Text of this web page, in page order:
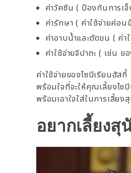
ค่าวัคซีน ( ป้องกันการเ
ค่ารักษา ( ค่าใช้จ่ายค่อ
ค่าอาบน้ำและตัดขน ( ค่า
ค่าใช้จ่ายจิปาถะ ( เช่น ข
ค่าใช้จ่ายของไซบีเรียนฮั
พร้อมใจที่จะให้คุณเลี้ยงไซ
พร้อมเอาใจใส่ในการเลี้ย
อยากเลี้ยงสุ